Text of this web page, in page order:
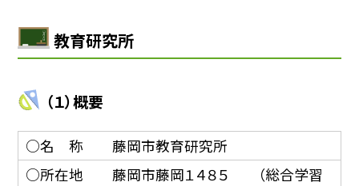
教育研究所
（１）概要
○名 称 藤岡市教育研究所
○所在地 藤岡市藤岡１４８５ （総合学習